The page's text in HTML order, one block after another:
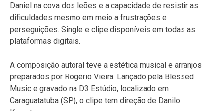
Daniel na cova dos leões e a capacidade de resistir as
dificuldades mesmo em meio a frustrações e
perseguições. Single e clipe disponíveis em todas as
plataformas digitais.
A composição autoral teve a estética musical e arranjos
preparados por Rogério Vieira. Lançado pela Blessed
Music e gravado na D3 Estúdio, localizado em
Caraguatatuba (SP), o clipe tem direção de Danilo